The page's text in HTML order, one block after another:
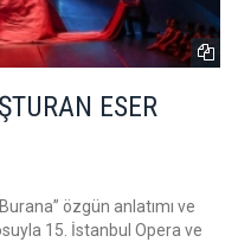
ESER
özgün anlatımı ve
15. İstanbul Opera ve